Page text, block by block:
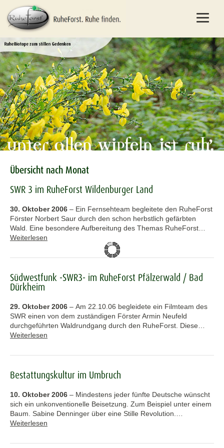
Übersicht nach Monat
SWR 3 im RuheForst Wildenburger Land
30. Oktober 2006 – Ein Fernsehteam begleitete den RuheForst
Förster Norbert Saur durch den schon herbstlich gefärbten
Wald. Eine besondere Aufbereitung des Themas RuheForst…
Weiterlesen
Südwestfunk -SWR3- im RuheForst Pfälzerwald / Bad
Dürkheim
29. Oktober 2006 – Am 22.10.06 begleidete ein Filmteam des
SWR einen von dem zuständigen Förster Armin Neufeld
durchgeführten Waldrundgang durch den RuheForst. Diese…
Weiterlesen
Bestattungskultur im Umbruch
10. Oktober 2006 – Mindestens jeder fünfte Deutsche wünscht
sich ein unkonventionelle Beisetzung. Zum Beispiel unter einem
Baum. Sabine Denninger über eine Stille Revolution.…
Weiterlesen